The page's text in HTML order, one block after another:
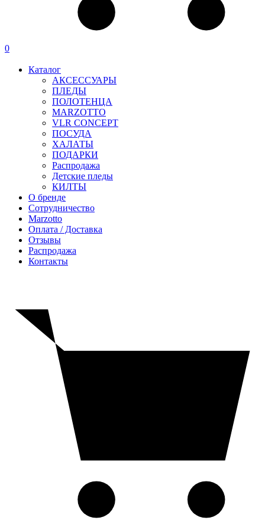
0
Каталог
АКСЕССУАРЫ
ПЛЕДЫ
ПОЛОТЕНЦА
MARZOTTO
VLR CONCEPT
ПОСУДА
ХАЛАТЫ
ПОДАРКИ
Распродажа
Детские пледы
КИЛТЫ
О бренде
Сотрудничество
Marzotto
Оплата / Доставка
Отзывы
Распродажа
Контакты